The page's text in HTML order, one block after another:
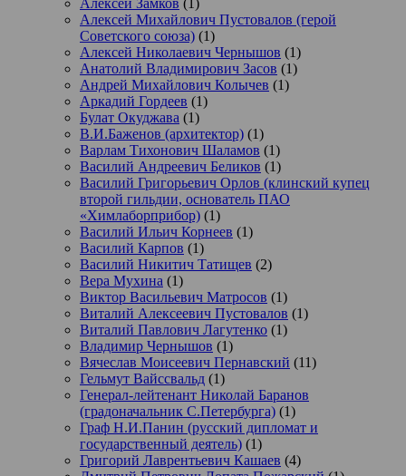
Алексей Замков (1)
Алексей Михайлович Пустовалов (герой
Советского союза) (1)
Алексей Николаевич Чернышов (1)
Анатолий Владимирович Засов (1)
Андрей Михайлович Колычев (1)
Аркадий Гордеев (1)
Булат Окуджава (1)
В.И.Баженов (архитектор) (1)
Варлам Тихонович Шаламов (1)
Василий Андреевич Беликов (1)
Василий Григорьевич Орлов (клинский купец
второй гильдии, основатель ПАО
«Химлаборприбор) (1)
Василий Ильич Корнеев (1)
Василий Карпов (1)
Василий Никитич Татищев (2)
Вера Мухина (1)
Виктор Васильевич Матросов (1)
Виталий Алексеевич Пустовалов (1)
Виталий Павлович Лагутенко (1)
Владимир Чернышов (1)
Вячеслав Моисеевич Пернавский (11)
Гельмут Вайссвальд (1)
Генерал-лейтенант Николай Баранов
(градоначальник С.Петербурга) (1)
Граф Н.И.Панин (русский дипломат и
государственный деятель) (1)
Григорий Лаврентьевич Кашаев (4)